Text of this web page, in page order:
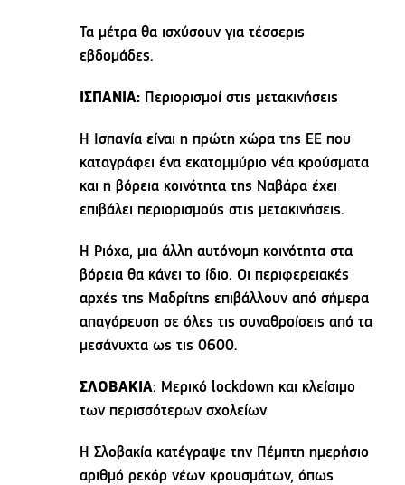
Τα μέτρα θα ισχύσουν για τέσσερις
εβδομάδες.
ΙΣΠΑΝΙΑ: Περιορισμοί στις μετακινήσεις
Η Ισπανία είναι η πρώτη χώρα της ΕΕ που
καταγράφει ένα εκατομμύριο νέα κρούσματα
και η βόρεια κοινότητα της Ναβάρα έχει
επιβάλει περιορισμούς στις μετακινήσεις.
Η Ριόχα, μια άλλη αυτόνομη κοινότητα στα
βόρεια θα κάνει το ίδιο. Οι περιφερειακές
αρχές της Μαδρίτης επιβάλλουν από σήμερα
απαγόρευση σε όλες τις συναθροίσεις από τα
μεσάνυχτα ως τις 0600.
ΣΛΟΒΑΚΙΑ: Μερικό lockdown και κλείσιμο
των περισσότερων σχολείων
Η Σλοβακία κατέγραψε την Πέμπτη ημερήσιο
αριθμό ρεκόρ νέων κρουσμάτων, όπως